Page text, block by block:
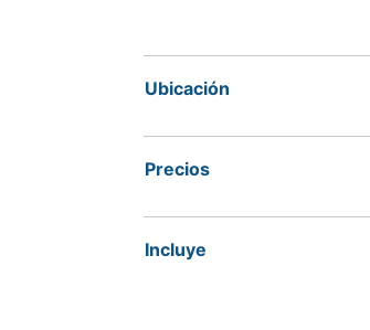
Ubicación
Precios
Incluye